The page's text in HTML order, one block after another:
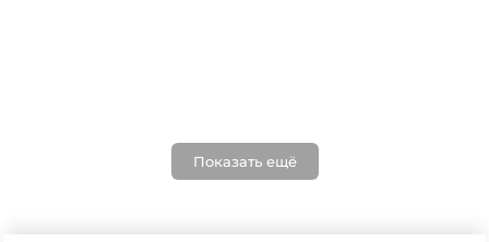
Показать ещё